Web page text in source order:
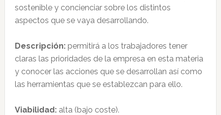
sostenible y concienciar sobre los distintos
aspectos que se vaya desarrollando.
Descripción:permitirá a los trabajadores tener
claras las prioridades de la empresa en esta materia
y conocer las acciones que se desarrollan así como
las herramientas que se establezcan para ello.
Viabilidad:alta (bajo coste).